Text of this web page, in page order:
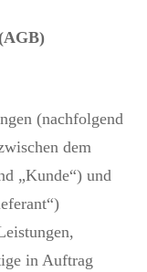
(nachfolgend
dem
„Kunde“) und
in Auftrag